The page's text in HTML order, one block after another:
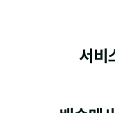
서비